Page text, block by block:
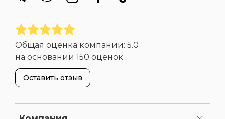
Общая оценка компании: 5.0
на основании 150 оценок
Оставить отзыв